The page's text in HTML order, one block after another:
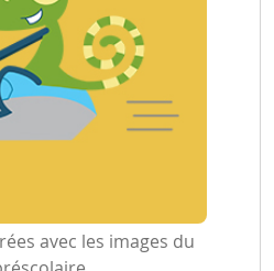
avec les images du